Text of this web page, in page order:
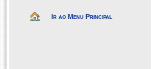
Ir ao Menu Principal